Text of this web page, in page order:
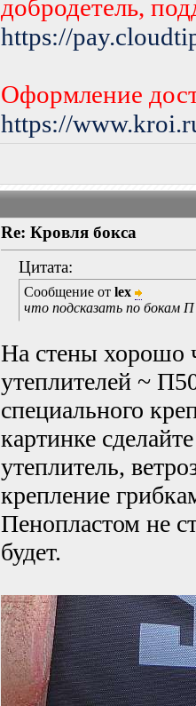
добродетель,
https://
Оформление
https://
Re: Кровля бокса
Цитата:
Сообщение от lex
что подсказать по бокам
На стены хорошо
утеплителей ~
специального
картинке
утеплитель,
крепление
Пенопластом не
будет.